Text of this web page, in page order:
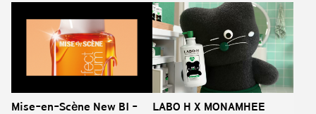
Mise-en-Scène New BI -
LABO H X MONAMHEE